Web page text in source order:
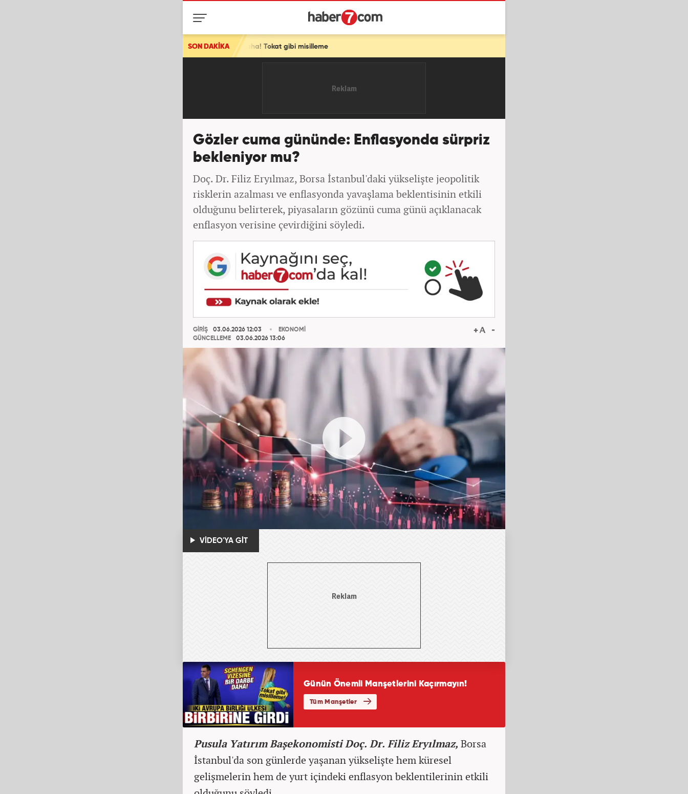
SON DAKİKA
ülkesi birbirine girdi! Schengen vizesine bir darbe daha! Tokat gibi misilleme
Gözler cuma gününde: Enflasyonda sürpriz
bekleniyor mu?
Doç. Dr. Filiz Eryılmaz, Borsa İstanbul'daki yükselişte jeopolitik
risklerin azalması ve enflasyonda yavaşlama beklentisinin etkili
olduğunu belirterek, piyasaların gözünü cuma günü açıklanacak
enflasyon verisine çevirdiğini söyledi.
GİRİŞ
03.06.2026 12:03
GÜNCELLEME
03.06.2026 13:06
EKONOMİ
VİDEO'YA GİT
Pusula Yatırım Başekonomisti Doç. Dr. Filiz Eryılmaz, Borsa
İstanbul'da son günlerde yaşanan yükselişte hem küresel
gelişmelerin hem de yurt içindeki enflasyon beklentilerinin etkili